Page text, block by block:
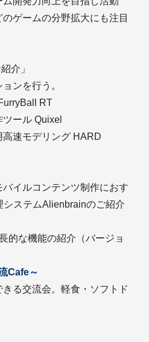
ゲームの分野拡大にも注目
介」
ンを行う。
RT
ツール Quixel
高速モデリング HARD
バイルコンテンツ制作におす
ステムAlienbrainのご紹介
的な機能の紹介（バージョ
Cafe～
る交流会。軽食・ソフトド